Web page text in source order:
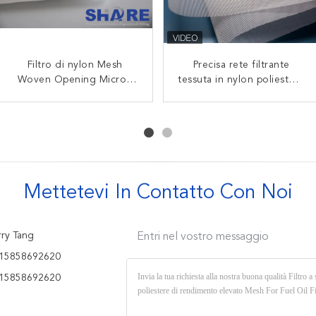
Filtro di nylon Mesh
Woven Opening Micron
Precisa rete filtrante
tessuta in nylon poliestere
Spessore di 80 micron PPS
Mesh Membrana per
Spessore di 100 micron
PPS Mesh Membrana ZrO2
Mettetevi In ​​contatto Con Noi
Tang Entri nel vostro messaggio